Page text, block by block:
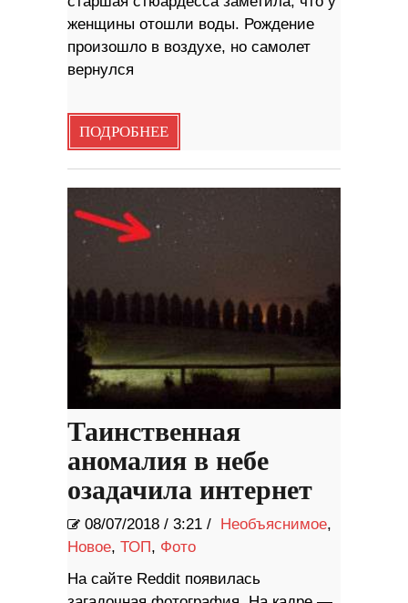
женщины отошли воды. Рождение
произошло в воздухе, но самолет
вернулся
ПОДРОБНЕЕ
Таинственная
аномалия в небе
озадачила интернет
08/07/2018 / 3:21 / Необъяснимое,
Новое, ТОП, Фото
На сайте Reddit появилась